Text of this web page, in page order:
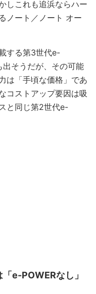
しこれも追浜ならハー
ノート／ノート オー
する第3世代e-
出そうだが、その可能
は「手頃な価格」であ
コストアップ要因は吸
と同じ第2世代e-
e-POWERなし」